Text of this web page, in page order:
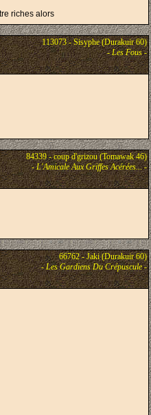
riches alors
113073 - Sisyphe (Durakuir 60)
-Les Fous-
84339 - coup d'grizou (Tomawak 46)
-L'Amicale Aux Griffes Acérées...-
66762 - Jaki (Durakuir 60)
-Les Gardiens Du Crépuscule-